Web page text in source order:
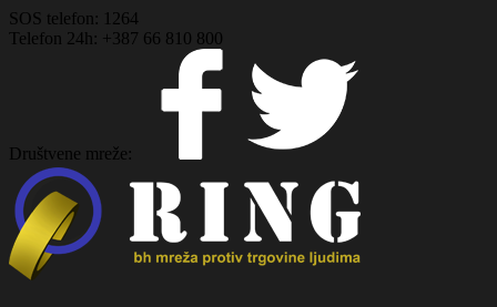
SOS telefon: 1264
Telefon 24h: +387 66 810 800
Društvene mreže: